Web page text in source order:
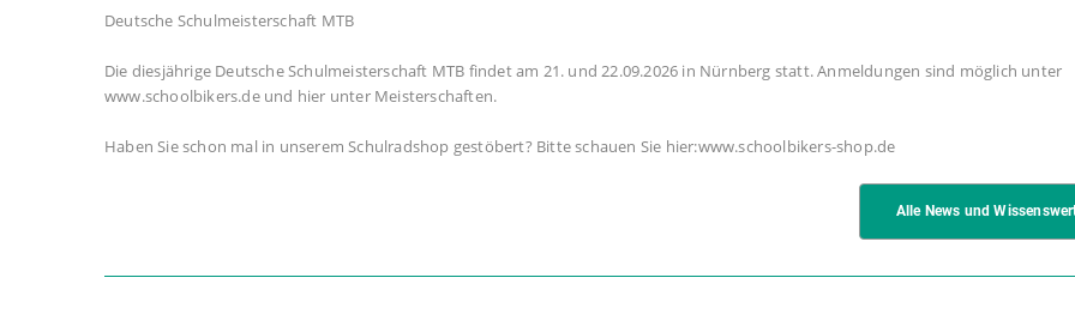
Deutsche Schulmeisterschaft MTB
Die diesjährige Deutsche Schulmeisterschaft MTB findet am 21. und 22.09.2026 in Nürnberg statt. Anmeldungen sind möglich unter
www.schoolbikers.de und hier unter Meisterschaften.
Haben Sie schon mal in unserem Schulradshop gestöbert? Bitte schauen Sie hier:www.schoolbikers-shop.de
Alle News und